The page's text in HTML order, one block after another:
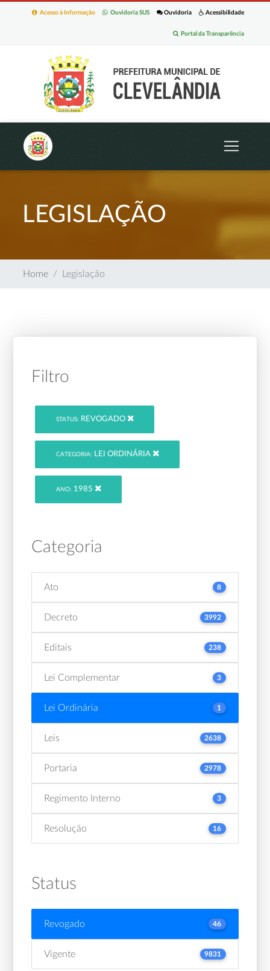
Acessibilidade
Ouvidoria
Ouvidoria SUS
Acesso à Informação
Portal da Transparência
LEGISLAÇÃO
Home Legislação
Filtro
STATUS: REVOGADO
CATEGORIA: LEI ORDINÁRIA
ANO: 1985
Categoria
Ato 8
Decreto 3992
Editais 238
Lei Complementar 3
Lei Ordinária 1
Leis 2638
Portaria 2978
Regimento Interno 3
Resolução 16
Status
Revogado 46
Vigente 9831